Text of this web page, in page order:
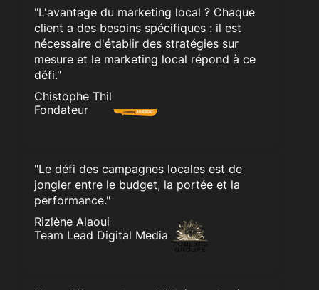
"L'avantage du marketing local ? Chaque
client a des besoins spécifiques : il est
nécessaire d'établir des stratégies sur
mesure et le marketing local répond à ce
défi."
Chistophe Thil
Fondateur
"Le défi des campagnes locales est de
jongler entre le budget, la portée et la
performance."
Rizlène Alaoui
Team Lead Digital Media